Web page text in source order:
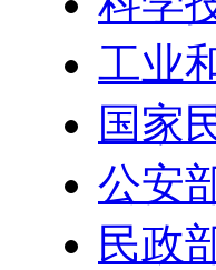
工业
国家
公安
民政